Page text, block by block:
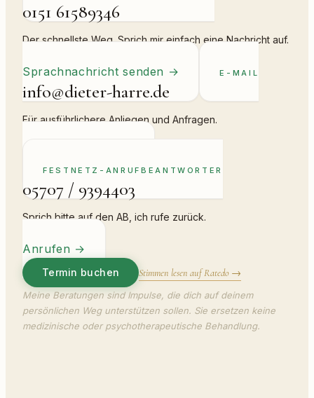
0151 61589346
Der schnellste Weg. Sprich mir einfach eine Nachricht auf.
Sprachnachricht senden → E-MAIL
info@dieter-harre.de
Für ausführlichere Anliegen und Anfragen.
FESTNETZ-ANRUFBEANTWORTER
05707 / 9394403
Sprich bitte auf den AB, ich rufe zurück.
Anrufen →
Termin buchen Stimmen lesen auf Ratedo →
Meine Beratungen sind Impulse, die dich auf deinem
persönlichen Weg unterstützen sollen. Sie ersetzen keine
medizinische oder psychotherapeutische Behandlung.